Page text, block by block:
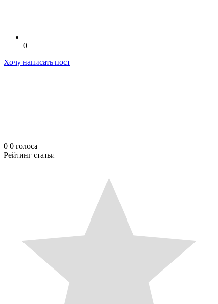
0
Хочу написать пост
0 0 голоса
Рейтинг статьи